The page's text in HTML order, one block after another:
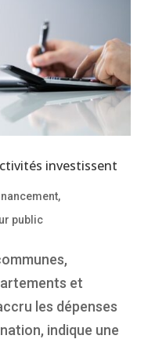
investissent
,
public
et
les dépenses
indique une